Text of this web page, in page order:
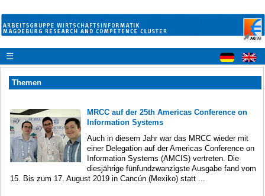
☰
Themen
MRCC auf der 25th Americas Conference on
Information Systems
Auch in diesem Jahr war das MRCC wieder mit
einer Delegation auf der Americas Conference on
Information Systems (AMCIS) vertreten. Die
diesjährige fünfundzwanzigste Ausgabe fand vom
15. Bis zum 17. August 2019 in Cancún (Mexiko) statt ...